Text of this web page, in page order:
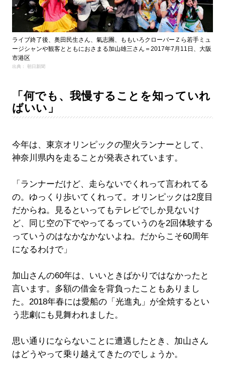
ライブ終了後、奥田民生さん、氣志團、ももいろクローバーＺら若手ミュ
ージシャンや観客とともにおさまる加山雄三さん＝2017年7月11日、大阪
市港区
出典： 朝日新聞
「何でも、我慢することを知っていれ
ばいい」
今年は、東京オリンピックの聖火ランナーとして、
神奈川県内を走ることが発表されています。
「ランナーだけど、走らないでくれって言われてる
の。ゆっくり歩いてくれって。オリンピックは2度目
だからね。見るといってもテレビでしか見ないけ
ど、同じ空の下でやってるっていうのを2回体験する
っていうのはなかなかないよね。だからこそ60周年
になるわけで」
加山さんの60年は、いいときばかりではなかったと
言います。多額の借金を背負ったこともありまし
た。2018年春には愛船の「光進丸」が全焼するとい
う悲劇にも見舞われました。
思い通りにならないことに遭遇したとき、加山さん
はどうやって乗り越えてきたのでしょうか。